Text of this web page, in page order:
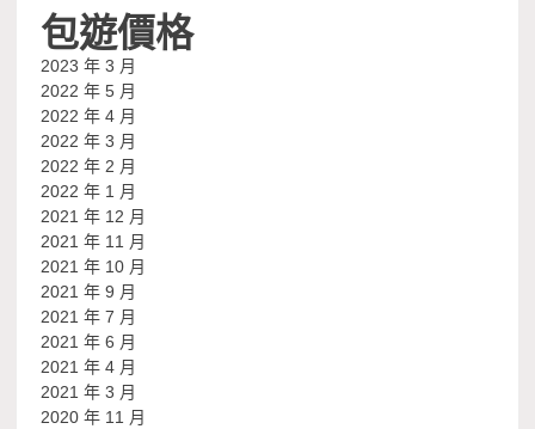
包遊價格
2023 年 3 月
2022 年 5 月
2022 年 4 月
2022 年 3 月
2022 年 2 月
2022 年 1 月
2021 年 12 月
2021 年 11 月
2021 年 10 月
2021 年 9 月
2021 年 7 月
2021 年 6 月
2021 年 4 月
2021 年 3 月
2020 年 11 月